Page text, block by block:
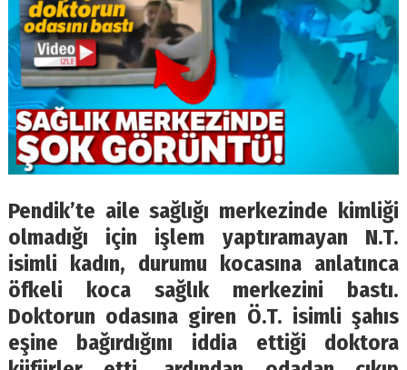
Pendik’te aile sağlığı merkezinde kimliği
olmadığı için işlem yaptıramayan N.T.
isimli kadın, durumu kocasına anlatınca
öfkeli koca sağlık merkezini bastı.
Doktorun odasına giren Ö.T. isimli şahıs
eşine bağırdığını iddia ettiği doktora